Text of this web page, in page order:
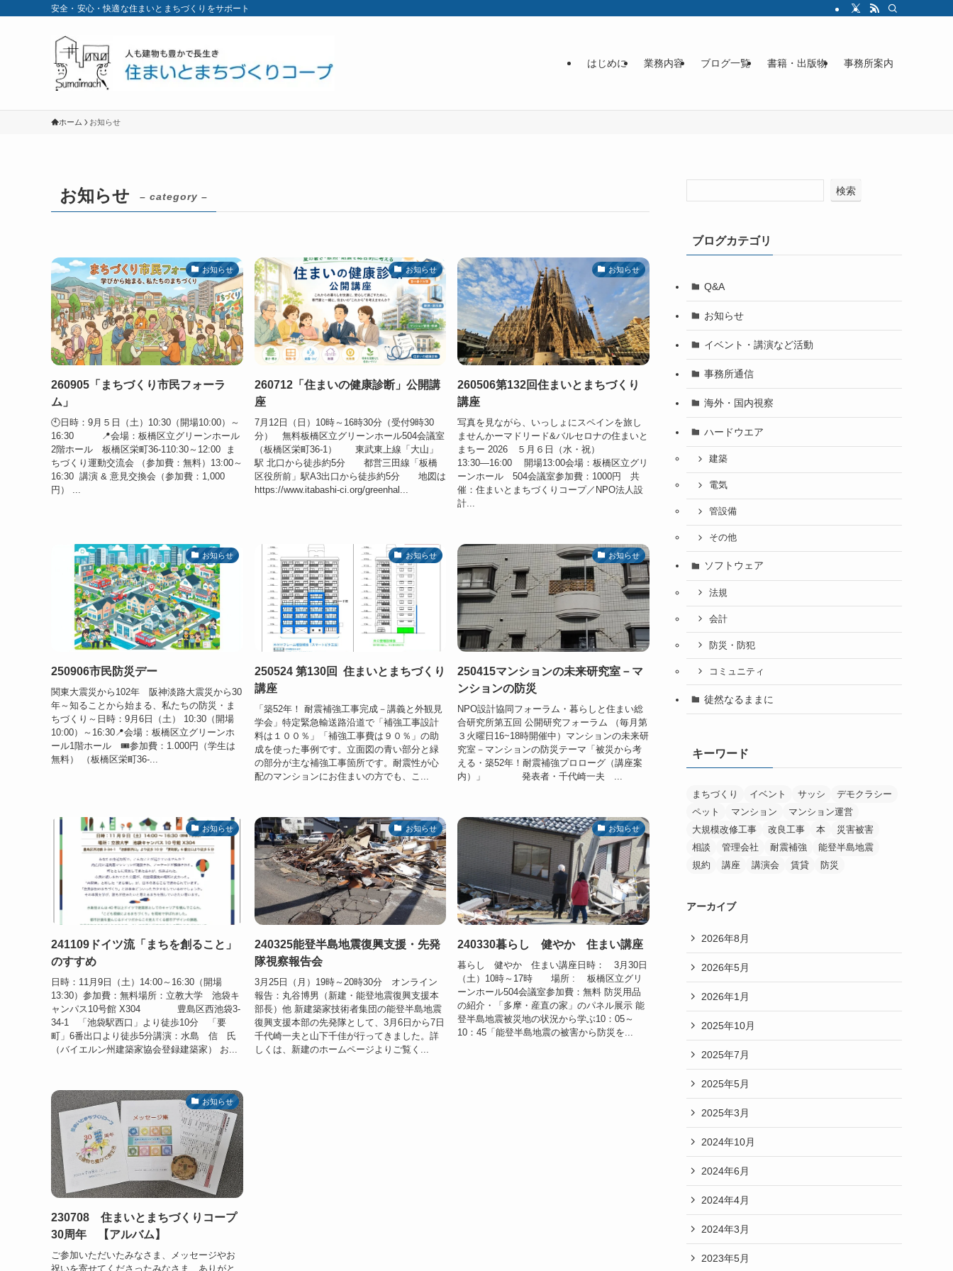
安全・安心・快適な住まいとまちづくりをサポート
はじめに 業務内容 ブログ一覧 書籍・出版物 事務所案内
ホーム お知らせ
お知らせ – category –
お知らせ
260905「まちづくり市民フォーラ
ム」
🕙日時：9月５日（土）10:30（開場10:00）～
16:30 📍会場：板橋区立グリーンホール
2階ホール 板橋区栄町36-110:30～12:00 ま
ちづくり運動交流会 （参加費：無料）13:00～
16:30 講演 & 意見交換会（参加費：1,000
円） ...
お知らせ
260712「住まいの健康診断」公開講
座
7月12日（日）10時～16時30分（受付9時30
分） 無料板橋区立グリーンホール504会議室
（板橋区栄町36-1） 東武東上線「大山」
駅 北口から徒歩約5分 都営三田線「板橋
区役所前」駅A3出口から徒歩約5分 地図は
https://www.itabashi-ci.org/greenhal...
お知らせ
260506第132回住まいとまちづくり
講座
写真を見ながら、いっしょにスペインを旅し
ませんかーマドリード&バルセロナの住まいと
まちー 2026 ５月６日（水・祝）
13:30―16:00 開場13:00会場：板橋区立グリ
ーンホール 504会議室参加費：1000円 共
催：住まいとまちづくりコープ／NPO法人設
計...
お知らせ
250906市民防災デー
関東大震災から102年 阪神淡路大震災から30
年～知ることから始まる、私たちの防災・ま
ちづくり～日時：9月6日（土） 10:30（開場
10:00）～16:30📍会場：板橋区立グリーンホ
ール1階ホール 🎟参加費：1.000円（学生は
無料） （板橋区栄町36-...
お知らせ
250524 第130回 住まいとまちづくり
講座
「築52年！ 耐震補強工事完成－講義と外観見
学会」特定緊急輸送路沿道で「補強工事設計
料は１００％」「補強工事費は９０％」の助
成を使った事例です。立面図の青い部分と緑
の部分が主な補強工事箇所です。耐震性が心
配のマンションにお住まいの方でも、こ...
お知らせ
250415マンションの未来研究室－マ
ンションの防災
NPO設計協同フォーラム・暮らしと住まい総
合研究所第五回 公開研究フォーラム （毎月第
３火曜日16~18時開催中）マンションの未来研
究室－マンションの防災テーマ「被災から考
える・築52年！耐震補強プロローグ（講座案
内）」 発表者・千代崎一夫 ...
お知らせ
241109ドイツ流「まちを創ること」
のすすめ
日時：11月9日（土）14:00～16:30（開場
13:30）参加費：無料場所：立教大学 池袋キ
ャンパス10号館 X304 豊島区西池袋3-
34-1 「池袋駅西口」より徒歩10分 「要
町」6番出口より徒歩5分講演：水島 信 氏
（バイエルン州建築家協会登録建築家） お...
お知らせ
240325能登半島地震復興支援・先発
隊視察報告会
3月25日（月）19時～20時30分 オンライン
報告：丸谷博男（新建・能登地震復興支援本
部長）他 新建築家技術者集団の能登半島地震
復興支援本部の先発隊として、3月6日から7日
千代崎一夫と山下千佳が行ってきました。詳
しくは、新建のホームページよりご覧く...
お知らせ
240330暮らし 健やか 住まい講座
暮らし 健やか 住まい講座日時： 3月30日
（土）10時～17時 場所 : 板橋区立グリ
ーンホール504会議室参加費：無料 防災用品
の紹介・「多摩・産直の家」のパネル展示 能
登半島地震被災地の状況から学ぶ10：05～
10：45「能登半島地震の被害から防災を...
お知らせ
230708 住まいとまちづくりコープ
30周年 【アルバム】
ご参加いただいたみなさま、メッセージやお
祝いを寄せてくださったみなさま ありがと
検索
ブログカテゴリ
Q&A
お知らせ
イベント・講演など活動
事務所通信
海外・国内視察
ハードウエア
建築
電気
管設備
その他
ソフトウェア
法規
会計
防災・防犯
コミュニティ
徒然なるままに
キーワード
まちづくり イベント サッシ
デモクラシー
ペット
マンション
マンション運営
大規模改修工事
改良工事 本
災害被害
相談
管理会社 耐震補強
能登半島地震
規約
講座 講演会 賃貸 防災
アーカイブ
2026年8月
2026年5月
2026年1月
2025年10月
2025年7月
2025年5月
2025年3月
2024年10月
2024年6月
2024年4月
2024年3月
2023年5月